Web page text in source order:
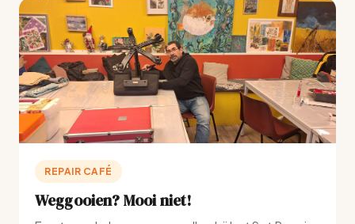
REPAIR CAFÉ
Weggooien? Mooi niet!